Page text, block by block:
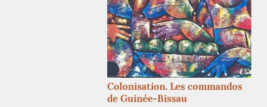
Colonisation. Les commandos
de Guinée-Bissau